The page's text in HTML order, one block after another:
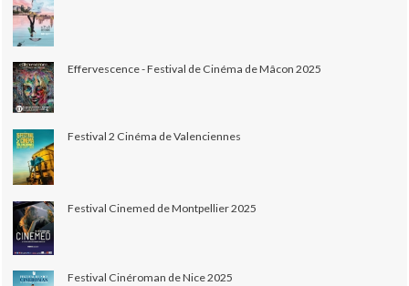
Effervescence - Festival de Cinéma de Mâcon 2025
Festival 2 Cinéma de Valenciennes
Festival Cinemed de Montpellier 2025
Festival Cinéroman de Nice 2025